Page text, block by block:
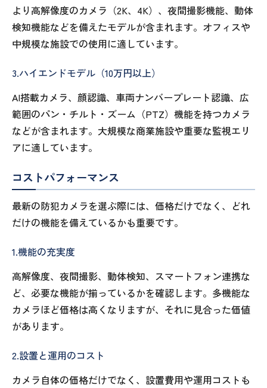
より高解像度のカメラ（2K、4K）、夜間撮影機能、動体
検知機能などを備えたモデルが含まれます。オフィスや
中規模な施設での使用に適しています。
3.ハイエンドモデル（10万円以上）
AI搭載カメラ、顔認識、車両ナンバープレート認識、広
範囲のパン・チルト・ズーム（PTZ）機能を持つカメラ
などが含まれます。大規模な商業施設や重要な監視エリ
アに適しています。
コストパフォーマンス
最新の防犯カメラを選ぶ際には、価格だけでなく、どれ
だけの機能を備えているかも重要です。
1.機能の充実度
高解像度、夜間撮影、動体検知、スマートフォン連携な
ど、必要な機能が揃っているかを確認します。多機能な
カメラほど価格は高くなりますが、それに見合った価値
があります。
2.設置と運用のコスト
カメラ自体の価格だけでなく、設置費用や運用コストも